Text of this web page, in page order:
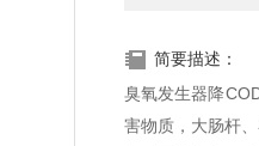
简要描述：
臭氧发生器降
害物质，大肠杆